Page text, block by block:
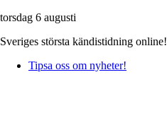
torsdag 6 augusti
Sveriges största kändistidning online!
Tipsa oss om nyheter!